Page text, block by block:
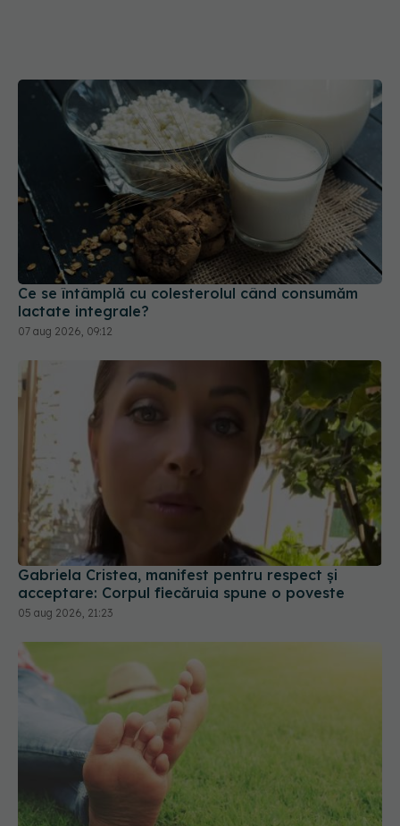
Ce se întâmplă cu colesterolul când consumăm
lactate integrale?
07 aug 2026, 09:12
Gabriela Cristea, manifest pentru respect și
acceptare: Corpul fiecăruia spune o poveste
05 aug 2026, 21:23